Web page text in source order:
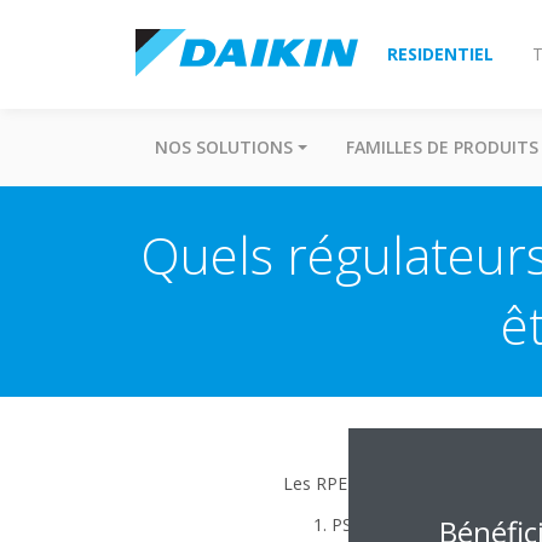
RESIDENTIEL
NOS SOLUTIONS FAMILLES DE PRODUITS
Quels
Les RPE utilisés pour la
PS ≥ 25 bar